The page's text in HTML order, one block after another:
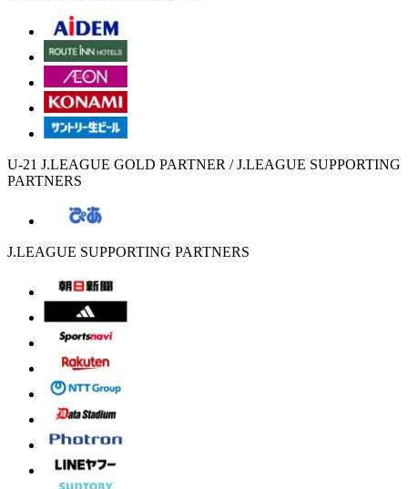
U-21 J.LEAGUE GOLD PARTNER / J.LEAGUE SUPPORTING
PARTNERS
J.LEAGUE SUPPORTING PARTNERS